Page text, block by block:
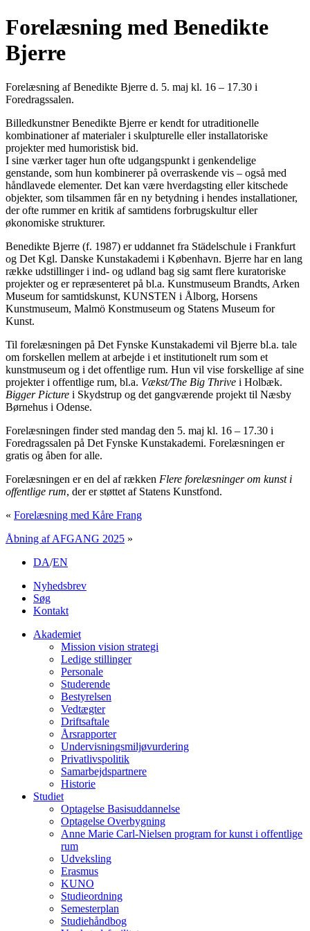
Forelæsning med Benedikte
Bjerre
Forelæsning af Benedikte Bjerre d. 5. maj kl. 16 – 17.30 i
Foredragssalen.
BilledkunstnerBenedikte Bjerre er kendt for utraditionelle
kombinationer af materialer i skulpturelle eller installatoriske
projekter med humoristisk bid.
I sine værker tager hun ofte udgangspunkt i genkendelige
genstande, som hun kombinerer på overraskende vis – også med
håndlavede elementer. Det kan være hverdagsting eller kitschede
objekter, som tilsammen får en ny betydning i hendes installationer,
der ofte rummer en kritik af samtidens forbrugskultur eller
økonomiske strukturer.
Benedikte Bjerre (f. 1987) er uddannet fra Städelschule i Frankfurt
og Det Kgl. Danske Kunstakademi i København. Bjerre har en lang
række udstillinger i ind- og udland bag sig samt flere kuratoriske
projekter og er repræsenteret på bl.a. Kunstmuseum Brandts, Arken
Museum for samtidskunst, KUNSTEN i Ålborg, Horsens
Kunstmuseum, Malmö Konstmuseum og Statens Museum for
Kunst.
Til forelæsningen på Det Fynske Kunstakademi vil Bjerre bl.a. tale
om forskellen mellem at arbejde i et institutionelt rum som et
kunstmuseum og i det offentlige rum. Hun vil vise forskellige af sine
projekter i offentlige rum, bl.a. Vækst/The Big Thrive i Holbæk.
Bigger Picture i Skydstrup og det gangværende projekt til Næsby
Børnehus i Odense.
Forelæsningen finder sted mandag den 5. maj kl. 16 – 17.30 i
Foredragssalen på Det Fynske Kunstakademi. Forelæsningen er
gratis og åben for alle.
Forelæsningen er en del af rækken Flere forelæsninger om kunst i
offentlige rum, der er støttet af Statens Kunstfond.
« Forelæsning med Kåre Frang
Åbning af AFGANG 2025 »
DA/EN
Nyhedsbrev
Søg
Kontakt
Akademiet
Mission vision strategi
Ledige stillinger
Personale
Studerende
Bestyrelsen
Vedtægter
Driftsaftale
Årsrapporter
Undervisningsmiljøvurdering
Privatlivspolitik
Samarbejdspartnere
Historie
Studiet
Optagelse Basisuddannelse
Optagelse Overbygning
Anne Marie Carl-Nielsen program for kunst i offentlige
rum
Udveksling
Erasmus
KUNO
Studieordning
Semesterplan
Studiehåndbog